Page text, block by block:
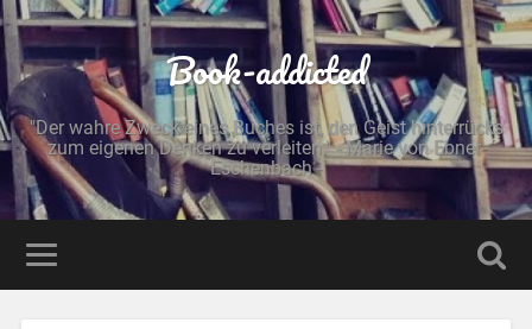
Book-addicted
"Der wahre Zweck eines Buches ist, den Geist hinterrücks
zum eigenen Denken zu verleiten." - Marie von Ebner-
Eschenbach -